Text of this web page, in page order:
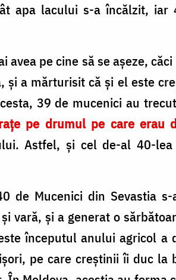
apa lacului s-a încălzit,
avea pe cine să se așeze,
și a mărturisit că și el este
39 de mucenici au
pe drumul pe care erau
Astfel, și cel de-al 40-
de Mucenici din Sevastia
vară, și a generat o
începutul anului agricol
pe care creștinii îi duc